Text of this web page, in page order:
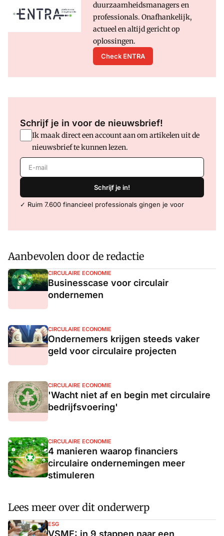
duurzaamheidsmanagers en
professionals. Onafhankelijk,
actueel en altijd gericht op
oplossingen.
Check ENTRA
Schrijf je in voor de nieuwsbrief!
Ik maak direct een account aan om artikelen uit de
nieuwsbrief te kunnen lezen.
E-mail
Schrijf je in!
✓ Ruim 7.600 financieel professionals gingen je voor
Aanbevolen door de redactie
CIRCULAIRE ECONOMIE
Businesscase voor circulair
ondernemen
CIRCULAIRE ECONOMIE
Ondernemers krijgen steeds vaker
geld voor circulaire projecten
CIRCULAIRE ECONOMIE
'Wacht niet af en begin met circulaire
bedrijfsvoering'
CIRCULAIRE ECONOMIE
4 manieren waarop financiers
circulaire ondernemingen meer
stimuleren
Lees meer over dit onderwerp
ESG